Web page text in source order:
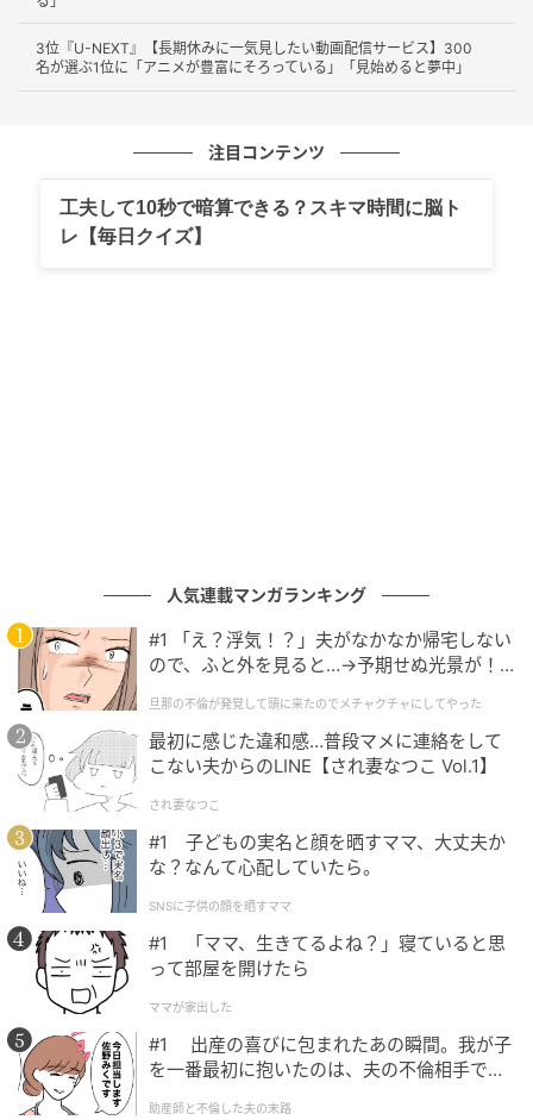
第2位 マクドナルド（19票）
質管理を強みに、野菜のシャキシャキ感やみずみずし
さが信頼できるという声が集まりました。好きなメニ
レタスやトマトがシャキッとしていて、ハンバーガーでも、ち
ゃんと野菜のフレッシュさを感じられるのがいいところで、手
軽に食べられて、野菜も一緒に楽しめるから。（49歳/男性）
行くたびにテリヤキバーガーを頼むのだが、「今日はレタスが
シャキシャキだな」と感じる日がある。そんな日は当たりだな
と、ちょっと嬉しくなる。（36歳/男性）
第1位 モスバーガー（246票）
そして第1位は、「 モスバーガー」でした。
圧倒的な票数を集めた理由には、「色味が綺麗」「野
3位『U-NEXT』【長期休みに一気見したい動画配信サービス】300
名が選ぶ1位に「アニメが豊富にそろっている」「見始めると夢中」
注目コンテンツ
工夫して10秒で暗算できる？スキマ時間に脳ト
レ【毎日クイズ】
人気連載マンガランキング
#1 「え？浮気！？」夫がなかなか帰宅しない
ので、ふと外を見ると…→予期せぬ光景が！
クチャにしてやった
旦那の不倫が発覚して頭に来たのでメチャクチャにしてやった
最初に感じた違和感…普段マメに連絡をして
こない夫からのLINE【され妻なつこ Vol.1】
され妻なつこ
#1 子どもの実名と顔を晒すママ、大丈夫か
な？なんて心配していたら。
SNSに子供の顔を晒すママ
#1 「ママ、生きてるよね？」寝ていると思
って部屋を開けたら
ママが家出した
#1 出産の喜びに包まれたあの瞬間。我が子
を一番最初に抱いたのは、夫の不倫相手でし
助産師と不倫した夫の末路